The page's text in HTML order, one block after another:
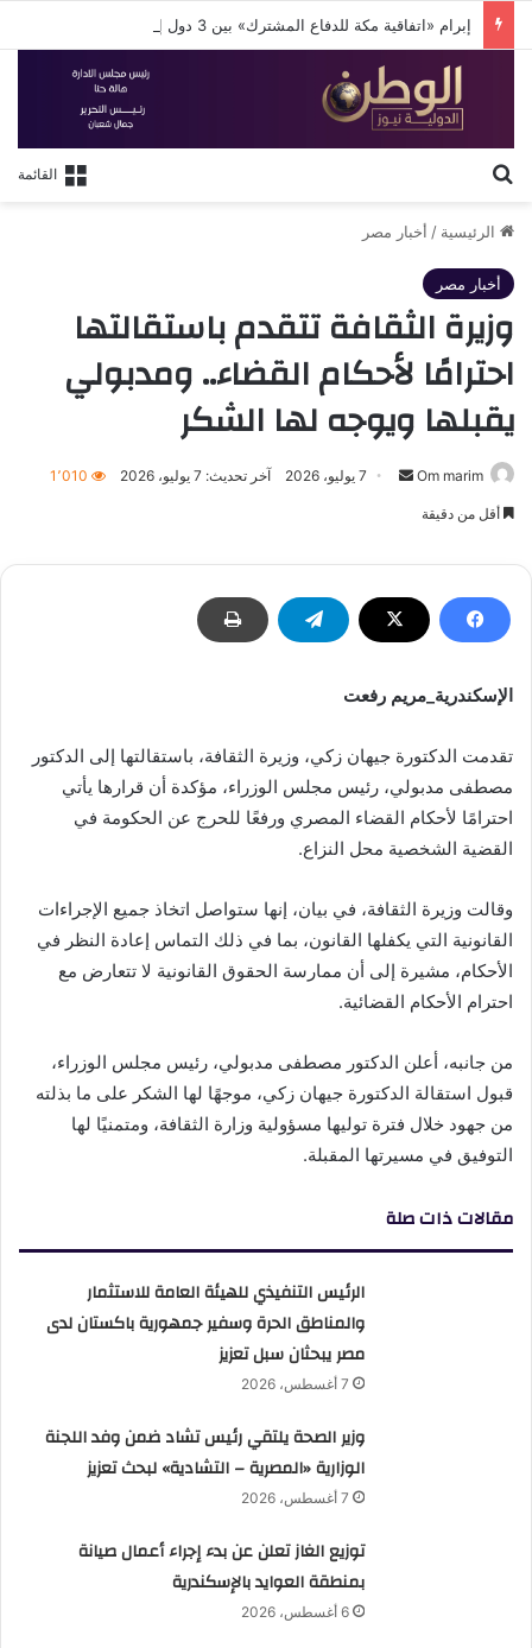
إبرام «اتفاقية مكة للدفاع المشترك» بين 3 دول إسلامية
القائمة
الرئيسية / أخبار مصر
أخبار مصر
وزيرة الثقافة تتقدم باستقالتها
احترامًا لأحكام القضاء.. ومدبولي
يقبلها ويوجه لها الشكر
Om marim
أرسل 7 يوليو، 2026 آخر تحديث: 7 يوليو، 2026 1٬010
أقل من دقيقة
الإسكندرية_مريم رفعت
تقدمت الدكتورة جيهان زكي، وزيرة الثقافة، باستقالتها إلى الدكتور
مصطفى مدبولي، رئيس مجلس الوزراء، مؤكدة أن قرارها يأتي
احترامًا لأحكام القضاء المصري ورفعًا للحرج عن الحكومة في
القضية الشخصية محل النزاع.
وقالت وزيرة الثقافة، في بيان، إنها ستواصل اتخاذ جميع الإجراءات
القانونية التي يكفلها القانون، بما في ذلك التماس إعادة النظر في
الأحكام، مشيرة إلى أن ممارسة الحقوق القانونية لا تتعارض مع
احترام الأحكام القضائية.
من جانبه، أعلن الدكتور مصطفى مدبولي، رئيس مجلس الوزراء،
قبول استقالة الدكتورة جيهان زكي، موجهًا لها الشكر على ما بذلته
من جهود خلال فترة توليها مسؤولية وزارة الثقافة، ومتمنيًا لها
التوفيق في مسيرتها المقبلة.
مقالات ذات صلة
الرئيس التنفيذي للهيئة العامة للاستثمار
والمناطق الحرة وسفير جمهورية باكستان لدى
مصر يبحثان سبل تعزيز
7 أغسطس، 2026
وزير الصحة يلتقي رئيس تشاد ضمن وفد اللجنة
الوزارية «المصرية – التشادية» لبحث تعزيز
7 أغسطس، 2026
توزيع الغاز تعلن عن بدء إجراء أعمال صيانة
بمنطقة العوايد بالإسكندرية
6 أغسطس، 2026